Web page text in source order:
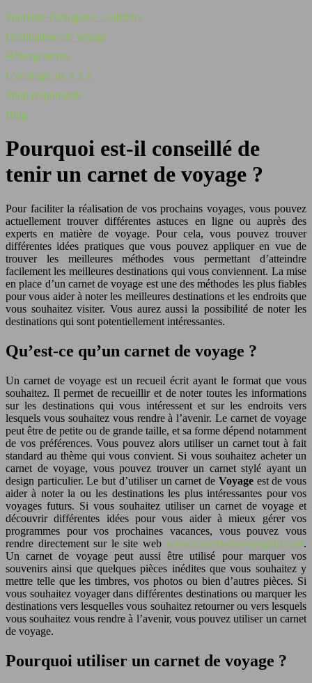
Tourisme écologique / solidaire
Destinations de voyage
Hébergements
L’écologie de A à Z
Shop responsable
Blog
Pourquoi est-il conseillé de
tenir un carnet de voyage ?
Pour faciliter la réalisation de vos prochains voyages, vous pouvez
actuellement trouver différentes astuces en ligne ou auprès des
experts en matière de voyage. Pour cela, vous pouvez trouver
différentes idées pratiques que vous pouvez appliquer en vue de
trouver les meilleures méthodes vous permettant d’atteindre
facilement les meilleures destinations qui vous conviennent. La mise
en place d’un carnet de voyage est une des méthodes les plus fiables
pour vous aider à noter les meilleures destinations et les endroits que
vous souhaitez visiter. Vous aurez aussi la possibilité de noter les
destinations qui sont potentiellement intéressantes.
Qu’est-ce qu’un carnet de voyage ?
Un carnet de voyage est un recueil écrit ayant le format que vous
souhaitez. Il permet de recueillir et de noter toutes les informations
sur les destinations qui vous intéressent et sur les endroits vers
lesquels vous souhaitez vous rendre à l’avenir. Le carnet de voyage
peut être de petite ou de grande taille, et sa forme dépend notamment
de vos préférences. Vous pouvez alors utiliser un carnet tout à fait
standard au thème qui vous convient. Si vous souhaitez acheter un
carnet de voyage, vous pouvez trouver un carnet stylé ayant un
design particulier. Le but d’utiliser un carnet de Voyageest de vous
aider à noter la ou les destinations les plus intéressantes pour vos
voyages futurs. Si vous souhaitez utiliser un carnet de voyage et
découvrir différentes idées pour vous aider à mieux gérer vos
programmes pour vos prochaines vacances, vous pouvez vous
rendre directement sur le site web www.carnets-du-voyageur.com.
Un carnet de voyage peut aussi être utilisé pour marquer vos
souvenirs ainsi que quelques pièces inédites que vous souhaitez y
mettre telle que les timbres, vos photos ou bien d’autres pièces. Si
vous souhaitez voyager dans différentes destinations ou marquer les
destinations vers lesquelles vous souhaitez retourner ou vers lesquels
vous souhaitez vous rendre à l’avenir, vous pouvez utiliser un carnet
de voyage.
Pourquoi utiliser un carnet de voyage ?